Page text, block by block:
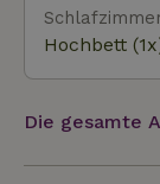
Hochbett
Die gesamte